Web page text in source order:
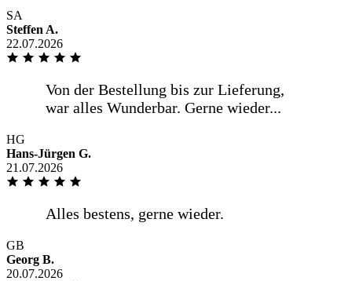
SA
Steffen A.
22.07.2026
HG
Hans-Jürgen G.
21.07.2026
GB
Georg B.
20.07.2026